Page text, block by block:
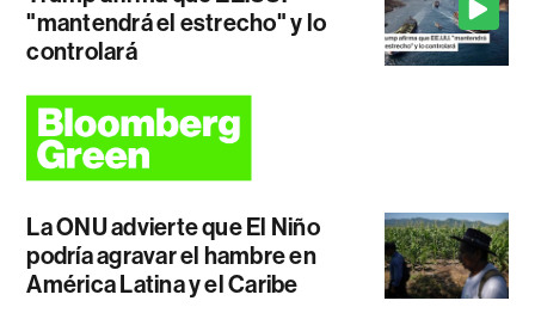
"mantendrá el estrecho" y lo
controlará
La ONU advierte que El Niño
podría agravar el hambre en
América Latina y el Caribe